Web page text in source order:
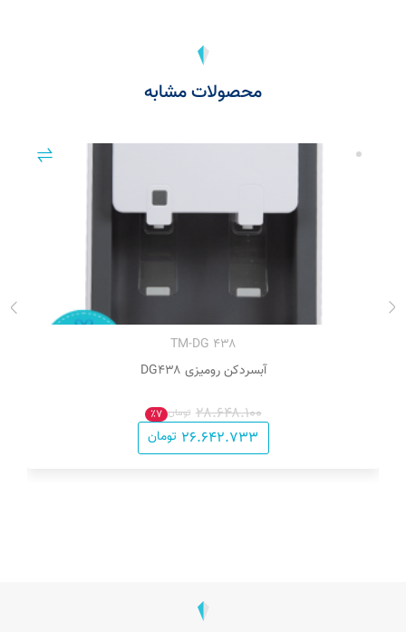
محصولات مشابه
۴۳۸ TM-DG
آبسردکن رومیزی DG۴۳۸
۲۸.۶۴۸.۱۰۰ تومان ٪۷
۲۶.۶۴۲.۷۳۳ تومان